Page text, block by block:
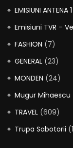
EMISIUNI ANTENA 1
Emisiuni TVR –
FASHION (7)
GENERAL (23)
MONDEN (24)
Mugur
TRAVEL (609)
Trupa Sabotorii